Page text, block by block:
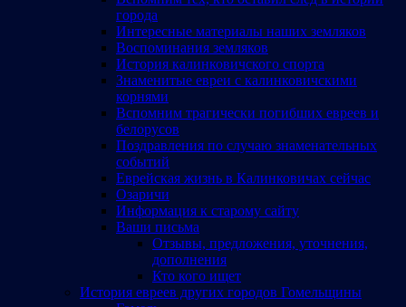
города
Интересные материалы наших земляков
Воспоминания земляков
История калинковичского спорта
Знаменитые евреи с калинковичскими
корнями
Вспомним трагически погибших евреев и
белорусов
Поздравления по случаю знаменательных
событий
Еврейская жизнь в Калинковичах сейчас
Озаричи
Информация к старому сайту
Ваши письма
Отзывы, предложения, уточнения,
дополнения
Кто кого ищет
История евреев других городов Гомельщины